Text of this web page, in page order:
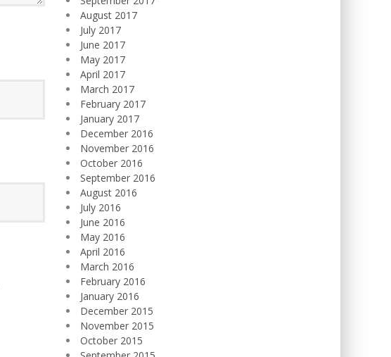
August 2017
July 2017
June 2017
May 2017
April 2017
March 2017
February 2017
January 2017
December 2016
November 2016
October 2016
September 2016
August 2016
July 2016
June 2016
May 2016
April 2016
March 2016
February 2016
January 2016
December 2015
November 2015
October 2015